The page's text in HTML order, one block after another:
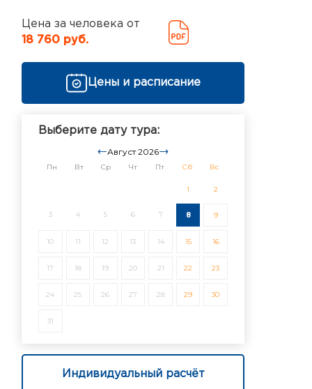
Цена за человека от
18 760 руб.
Цены и расписание
Выберите дату тура:
Август 2026
Пн Вт Ср Чт Пт Сб Вс
1 2
3 4 5 6 7 8 9
10 11 12 13 14 15 16
17 18 19 20 21 22 23
24 25 26 27 28 29 30
31
Индивидуальный расчёт